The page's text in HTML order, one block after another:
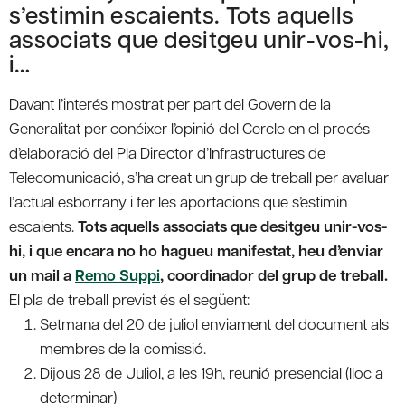
s’estimin escaients. Tots aquells
associats que desitgeu unir-vos-hi,
i…
Davant l’interés mostrat per part del Govern de la
Generalitat per conéixer l’opinió del Cercle en el procés
d’elaboració del Pla Director d’Infrastructures de
Telecomunicació, s’ha creat un grup de treball per avaluar
l’actual esborrany i fer les aportacions que s’estimin
escaients.Tots aquells associats que desitgeu unir-vos-
hi, i que encara no ho hagueu manifestat, heu d’enviar
un mail a Remo Suppi, coordinador del grup de treball.
El pla de treball previst és el següent:
Setmana del 20 de juliol enviament del document als
membres de la comissió.
Dijous 28 de Juliol, a les 19h, reunió presencial (lloc a
determinar)